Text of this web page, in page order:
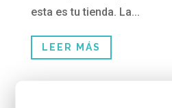
esta es tu tienda. La...
LEER MÁS